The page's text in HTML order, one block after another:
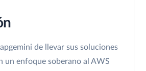
de llevar sus soluciones
un enfoque soberano al AWS